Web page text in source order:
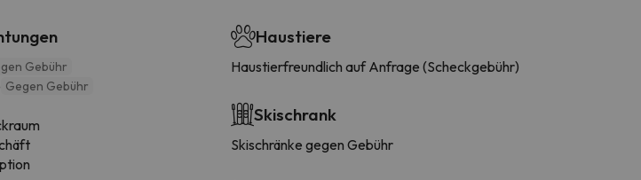
Gebühr
Gegen Gebühr
Haustiere
Haustierfreundlich auf Anfrage (Scheckgebühr)
Skischrank
Skischränke gegen Gebühr